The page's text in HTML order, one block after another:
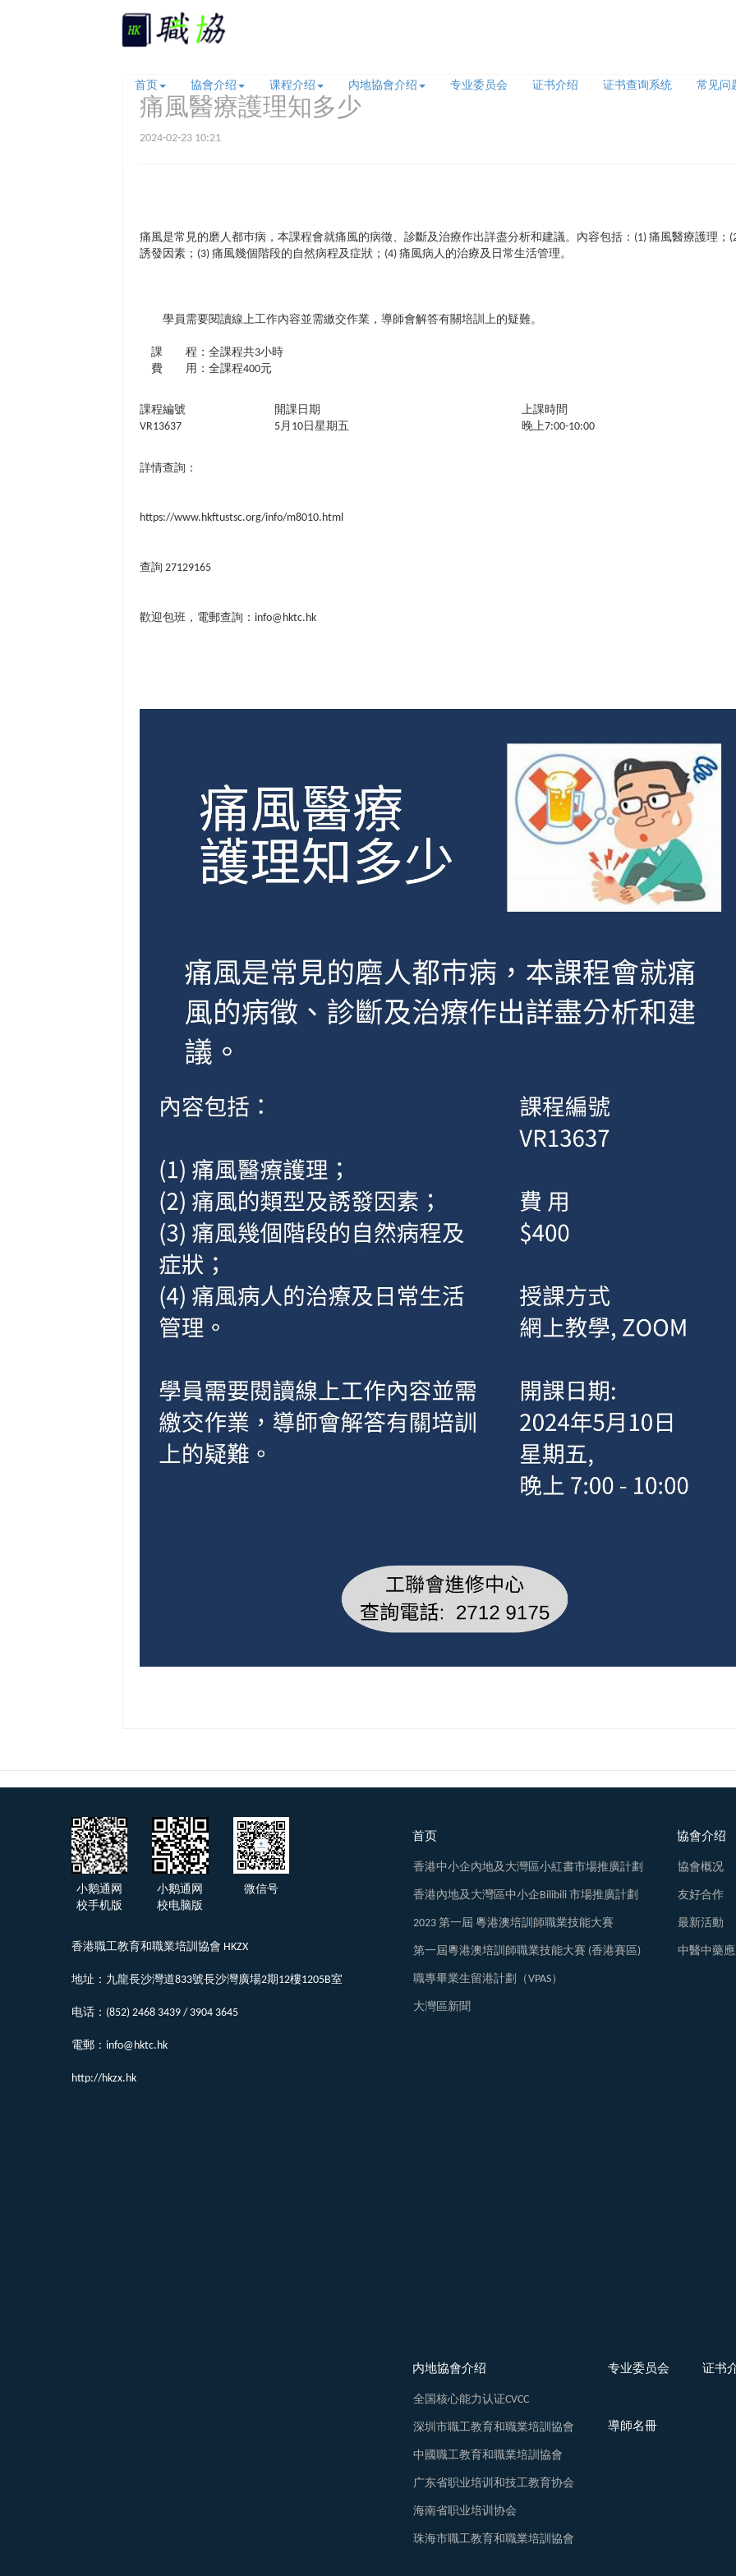
首页 協會介绍 课程介绍 内地協會介绍 专业委员会 证书介绍 证书查询系统 常见问
痛風醫療護理知多少
2024-02-23 10:21
痛風是常見的磨人都巿病，本課程會就痛風的病徵、診斷及治療作出詳盡分析和建議。內容包括：(1) 痛風醫療護理；
誘發因素；(3) 痛風幾個階段的自然病程及症狀；(4) 痛風病人的治療及日常生活管理。
學員需要閱讀線上工作內容並需繳交作業，導師會解答有關培訓上的疑難。
課 程：全課程共3小時
費 用：全課程400元
課程編號 開課日期
上課時間
VR13637
5月10日星期五 晚上7:00-10:00
詳情查詢：
https://www.hkftustsc.org/info/m8010.html
查詢 27129165
歡迎包班，電郵查詢：info@hktc.hk
小鹅通网
校手机版
小鹅通网
校电脑版
微信号
香港職工教育和職業培訓協會 HKZX
地址：九龍長沙灣道833號長沙灣廣場2期12樓1205B室
电话：(852) 2468 3439 / 3904 3645
電郵：info@hktc.hk
http://hkzx.hk
首页
香港中小企內地及大灣區小紅書市場推廣計劃
香港內地及大灣區中小企Bilibili 市場推廣計劃
2023 第一屆 粵港澳培訓師職業技能大賽
第一屆粵港澳培訓師職業技能大賽 (香港賽區)
職專畢業生留港計劃（VPAS）
大灣區新聞
協會介绍
協會概况
友好合作
最新活動
中醫中藥
内地協會介绍
全国核心能力认证CVCC
深圳市職工教育和職業培訓協會
中國職工教育和職業培訓協會
广东省职业培训和技工教育协会
海南省职业培训协会
珠海市職工教育和職業培訓協會
专业委员会 证书
導師名冊